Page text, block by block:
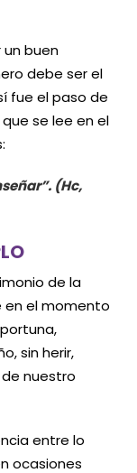
buen
debe ser el
fue el paso de
se lee en el
(Hc,
de la
en el momento
sin herir,
nuestro
entre lo
ocasiones